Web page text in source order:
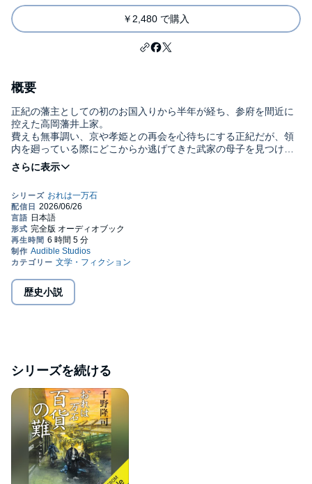
￥2,480 で購入
概要
正紀の藩主としての初のお国入りから半年が経ち、参府を間近に
控えた高岡藩井上家。
費えも無事調い、京や孝姫との再会を心待ちにする正紀だが、領
内を廻っている際にどこからか逃げてきた武家の母子を見つけ、
陣屋に引き取る。
事情は語らぬものの、江戸を目指すという母子の身を案じた正紀
©2026 千野 隆司 (P)2026 Audible, Inc.
歴史小説
シリーズを続ける